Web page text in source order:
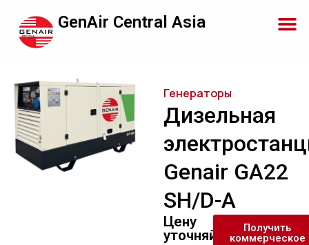
GenAir Central Asia
Генераторы
Дизельная
Genair GA22
SH/D-A
Цену
уточняйте
Получить
коммерческое